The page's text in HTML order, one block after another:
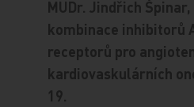
MUDr. Jindřich Špinar,
kombinace inhibitorů
receptorů pro
kardiovaskulárních
19.